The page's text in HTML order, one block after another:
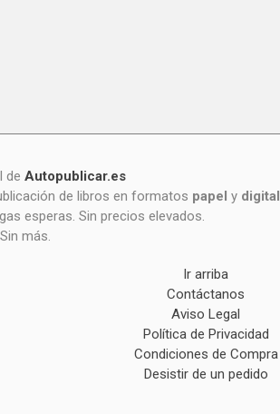
de Autopublicar.es
de libros en formatos papely digital
esperas. Sin precios elevados.
más.
Ir arriba
Contáctanos
Aviso Legal
Política de Privacidad
Condiciones de Compra
Desistir de un pedido